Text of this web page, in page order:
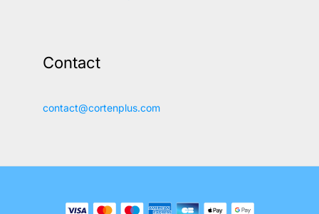
Contact
contact@cortenplus.com